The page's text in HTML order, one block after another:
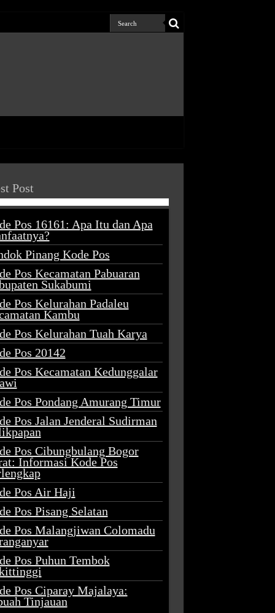
Post
Pos 16161: Apa Itu dan Apa
Pinang Kode Pos
Pos Kecamatan Pabuaran
Sukabumi
Pos Kelurahan Padaleu
Kambu
Pos Kelurahan Tuah Karya
Pos 20142
Pos Kecamatan Kedunggalar
Pos Pondang Amurang Timur
Pos Jalan Jenderal Sudirman
Pos Cibungbulang Bogor
Informasi Kode Pos
Pos Air Haji
Pos Pisang Selatan
Pos Malangjiwan Colomadu
Pos Puhun Tembok
Pos Ciparay Majalaya:
Tinjauan